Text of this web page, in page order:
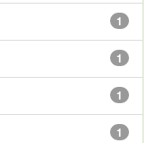
1
1
1
1